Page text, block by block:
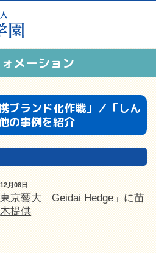
メーション
ブランド化作戦」／「しん
の事例を紹介
12月08日
東京藝大「Geidai Hedge」に苗
木提供